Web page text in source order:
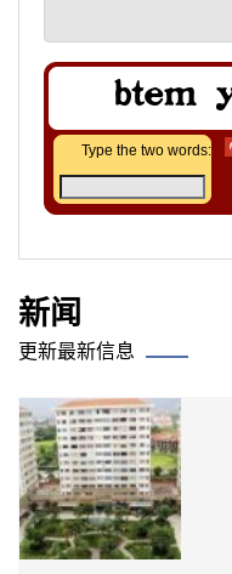
Type the two words:
新闻
更新最新信息